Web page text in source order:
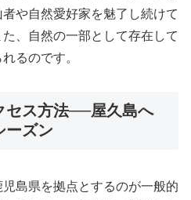
や自然愛好家を魅了し続けて
、自然の一部として存在して
るのです。
セス方法──屋久島へ
ーズン
島県を拠点とするのが一般的